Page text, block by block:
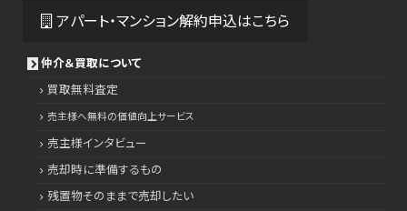
アパート・マンション解約申込はこちら
仲介＆買取について
買取無料査定
売主様へ無料の価値向上サービス
売主様インタビュー
売却時に準備するもの
残置物そのままで売却したい